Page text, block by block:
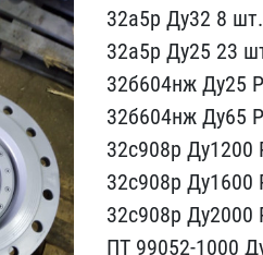
32а5р ​Ду32 8 шт.
32а5р Ду25 23​
32б604нж Ду25
32б604нж Ду65
32с​908р Ду1200
3​2с908р Ду1600
32с908р Ду2000
ПТ 99052-1000